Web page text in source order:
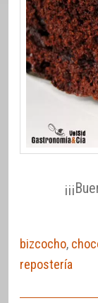
bizcocho,
repostería